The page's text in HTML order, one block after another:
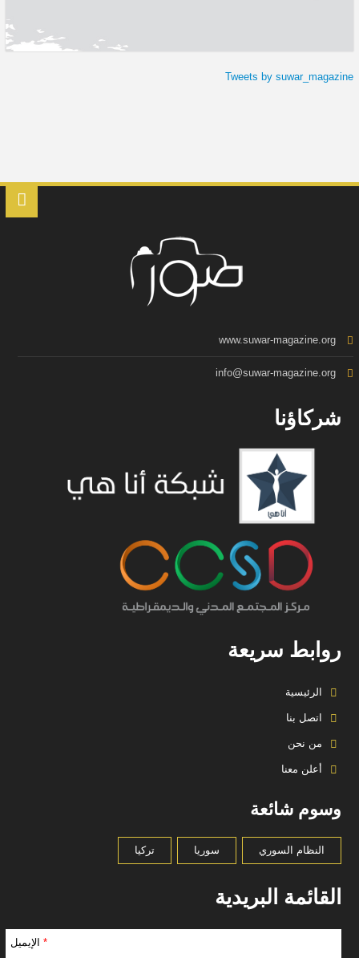
Tweets by suwar_magazine
www.suwar-magazine.org
info@suwar-magazine.org
شركاؤنا
روابط سريعة
الرئيسية
اتصل بنا
من نحن
أعلن معنا
وسوم شائعة
النظام السوري سوريا تركيا
القائمة البريدية
* الإيميل